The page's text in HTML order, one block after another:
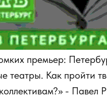
премьер:
театры. Как пройти
- Павел